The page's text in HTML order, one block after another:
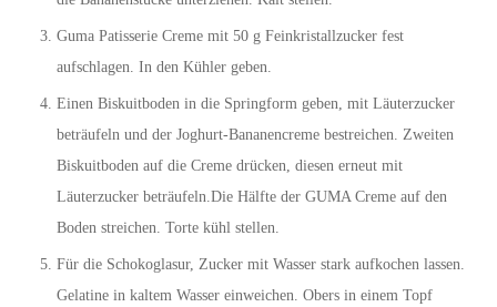
Guma Patisserie Creme mit 50 g Feinkristallzucker fest
aufschlagen. In den Kühler geben.
Einen Biskuitboden in die Springform geben, mit Läuterzucker
beträufeln und der Joghurt-Bananencreme bestreichen. Zweiten
Biskuitboden auf die Creme drücken, diesen erneut mit
Läuterzucker beträufeln.Die Hälfte der GUMA Creme auf den
Boden streichen. Torte kühl stellen.
Für die Schokoglasur, Zucker mit Wasser stark aufkochen lassen.
Gelatine in kaltem Wasser einweichen. Obers in einem Topf